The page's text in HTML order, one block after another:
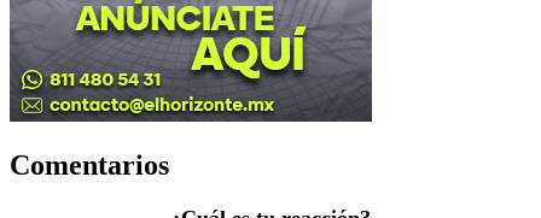
Comentarios